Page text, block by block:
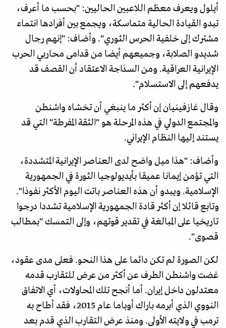
أيلول ويعرف معظم اللاعبين الحاليين: "بحسب ما أعرف،
تبدو القيادة الحالية متماسكة، ويجمع بين أفرادها انتماء
مشترك إلى خلفية الحرس الثوري". وأضاف: "إنهم رجال
شديدو الصلابة، وجميعهم أيضا من قدامى محاربي الحرب
الإيرانية العراقية. ومن السذاجة الاعتقاد أن القصف قد
يدفعهم إلى الاستسلام".
وقال غازفينيان إن أكثر ما ينبغي أن تخشاه واشنطن
والمجتمع الدولي في هذه المرحلة هو "الثقة المفرطة" التي قد
يستند إليها النظام الإيراني.
وأضاف: "هذا ميل واضح لدى العناصر الإيرانية المتشددة،
التي تؤمن إيمانا عميقا بأيديولوجيا الثورة في الجمهورية
الإسلامية. ويبدو أن هذه العناصر باتت اليوم الأكثر نفوذا".
وتابع قائلا إن أكثر قادة الجمهورية الإسلامية تشددا درجوا
تاريخيا على المبالغة في تقدير قوتهم، وإلى التمسك "بمطالب
قصوى".
لكن الصورة لم تكن دائما على هذا النحو. فعلى مدى عقود،
غضت واشنطن الطرف عن أكثر من عرض للتقارب قدمه
معتدلون داخل إيران. أما أنجح تلك المحاولات، أي الاتفاق
النووي الذي أبرمه باراك أوباما عام 2015، فقد أطاح به
ترمب في ولايته الأولى. ومنذ عرض التقارب الذي قدم بعد